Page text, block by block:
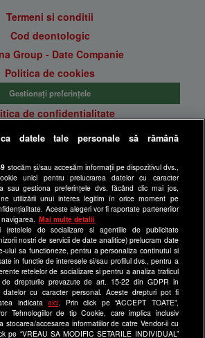
Termeni si conditii
Cod deontologic
Group - Date Companie
Politica de cookies
Gestionați preferințele
de confidentialitate
gratuite pe Lajumate.ro
Happy Channel
Echipa editorială
uri Antena Group
a1.ro
antenastars.ro
as.ro
catine.ro
chefi.ro
deparinti.ro
datele tale personale să rămână
stocăm și/sau accesăm informații pe dispozitivul dvs.,
unici pentru prelucrarea datelor cu caracter
sau gestiona preferințele dvs. făcând clic mai jos,
utilizării unui interes legitim în orice moment pe
Aceste alegeri vor fi raportate partenerilor
Mai multe detalii
(retelele de socializare si agentiile de publicitate
nostri de servicii de date analitice) prelucram date
ului sa functioneze, pentru a personaliza continutul si
in functie de interesele si/sau profilul dvs., pentru a
retelelor de socializare si pentru a analiza traficul
drepturile prevazute de art. 15-22 din GDPR in
datelor cu caracter personal. Aceste drepturi pot fi
indicataaici . Prin click pe “ACCEPT TOATE”,
Tehnologiilor de tip Cookie, care implica inclusiv
stocarea/accesarea informatiilor de catre Vendor-ii cu
pe “VREAU SA MODIFIC SETARILE INDIVIDUAL”